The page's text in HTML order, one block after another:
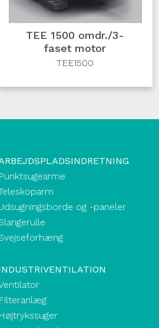
TEE 1500 omdr./3-
faset motor
TEE1500
Punktsugearme
og -paneler
Filteranlæg
Højtrykssuger